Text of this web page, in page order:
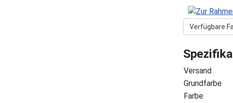
Verfügbare
Versand
Grundfarbe
Farbe